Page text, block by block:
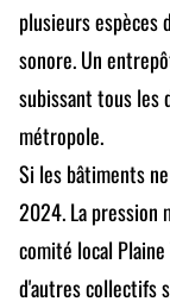
plusieurs espèces
sonore. Un
subissant tous les
métropole.
Si les bâtiments
2024. La pression
comité local
d'autres collectifs